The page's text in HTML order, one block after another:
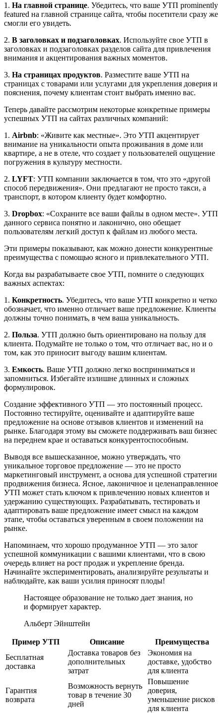
1. На главной странице. Убедитесь, что ваше УТП prominently
featured на главной странице сайта, чтобы посетители сразу же
смогли его увидеть.
2. В заголовках и подзаголовках. Используйте свое УТП в
заголовках и подзаголовках разделов сайта для привлечения
внимания и акцентирования важных моментов.
3. На страницах продуктов. Разместите ваше УТП на
страницах с товарами или услугами для укрепления доверия и
пояснения, почему клиентам стоит выбрать именно вас.
Теперь давайте рассмотрим некоторые конкретные примеры
успешных УТП на сайтах различных компаний:
1. Airbnb: «Живите как местные». Это УТП акцентирует
внимание на уникальности опыта проживания в доме или
квартире, а не в отеле, что создает у пользователей ощущение
погружения в культуру местности.
2. LYFT: УТП компании заключается в том, что это «другой
способ передвижения». Они предлагают не просто такси, а
транспорт, в котором клиенту будет комфортно.
3. Dropbox: «Сохраните все ваши файлы в одном месте». УТП
данного сервиса понятно и лаконично, оно обещает
пользователям легкий доступ к файлам из любого места.
Эти примеры показывают, как можно донести конкурентные
преимущества с помощью ясного и привлекательного УТП.
Когда вы разрабатываете свое УТП, помните о следующих
важных аспектах:
1. Конкретность. Убедитесь, что ваше УТП конкретно и четко
обозначает, что именно отличает ваше предложение. Клиенты
должны точно понимать, в чем ваша уникальность.
2. Польза. УТП должно быть ориентировано на пользу для
клиента. Подумайте не только о том, что отличает вас, но и о
том, как это приносит выгоду вашим клиентам.
3. Емкость. Ваше УТП должно легко восприниматься и
запомниться. Избегайте излишне длинных и сложных
формулировок.
Создание эффективного УТП — это постоянный процесс.
Постоянно тестируйте, оценивайте и адаптируйте ваше
предложение на основе отзывов клиентов и изменений на
рынке. Благодаря этому вы сможете поддерживать ваш бизнес
на переднем крае и оставаться конкурентоспособным.
Выводя все вышесказанное, можно утверждать, что
уникальное торговое предложение — это не просто
маркетинговый инструмент, а основа для успешной стратегии
продвижения бизнеса. Ясное, лаконичное и целенаправленное
УТП может стать ключом к привлечению новых клиентов и
удержанию существующих. Разрабатывать, тестировать и
адаптировать ваше предложение имеет смысл на каждом
этапе, чтобы оставаться уверенным в своем положении на
рынке.
Напоминаем, что хорошо продуманное УТП — это залог
успешной коммуникации с вашими клиентами, что в свою
очередь влияет на рост продаж и укрепление бренда.
Начинайте экспериментировать, анализируйте результаты и
наблюдайте, как ваши усилия приносят плоды!
Настоящее образование не только дает знания, но
и формирует характер.
Альберт Эйнштейн
Пример УТП Описание
Преимущества
Бесплатная
доставка
Доставка товаров без
дополнительных
затрат
Экономия на
доставке, удобство
для клиента
Гарантия
возврата
Возможность вернуть
товар в течение 30
дней
Повышение
доверия,
уменьшение рисков
для клиента